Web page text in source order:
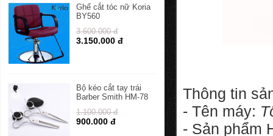
Ghế cắt tóc nữ Koria
BY560
3.600.000 đ
3.150.000 đ
Bộ kéo cắt tay trái
Barber Smith HM-78
1.100.000 đ
900.000 đ
Thông tin
- Tên máy:
- Sản phẩm